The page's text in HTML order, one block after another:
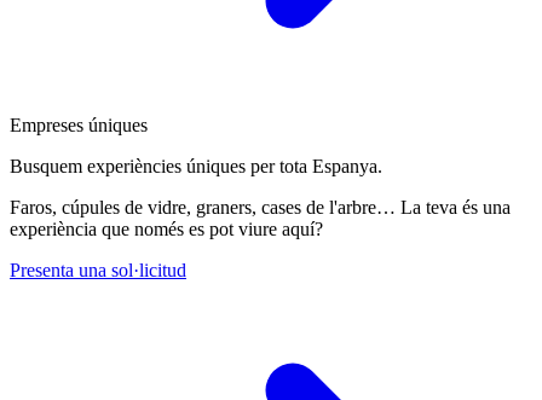
Empreses úniques
Busquem experiències úniques per tota Espanya.
Faros, cúpules de vidre, graners, cases de l'arbre… La teva és una
experiència que només es pot viure aquí?
Presenta una sol·licitud